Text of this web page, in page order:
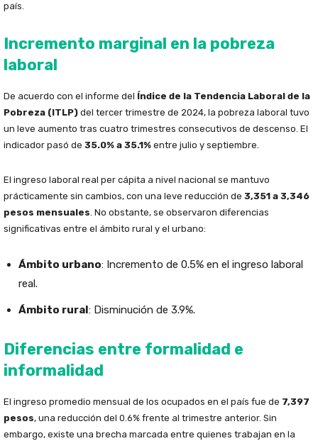
país.
Incremento marginal en la pobreza
laboral
De acuerdo con el informe del Índice de la Tendencia Laboral de la
Pobreza (ITLP) del tercer trimestre de 2024, la pobreza laboral tuvo
un leve aumento tras cuatro trimestres consecutivos de descenso. El
indicador pasó de 35.0% a 35.1% entre julio y septiembre.
El ingreso laboral real per cápita a nivel nacional se mantuvo
prácticamente sin cambios, con una leve reducción de 3,351 a 3,346
pesos mensuales. No obstante, se observaron diferencias
significativas entre el ámbito rural y el urbano:
Ámbito urbano: Incremento de 0.5% en el ingreso laboral
real.
Ámbito rural: Disminución de 3.9%.
Diferencias entre formalidad e
informalidad
El ingreso promedio mensual de los ocupados en el país fue de 7,397
pesos, una reducción del 0.6% frente al trimestre anterior. Sin
embargo, existe una brecha marcada entre quienes trabajan en la